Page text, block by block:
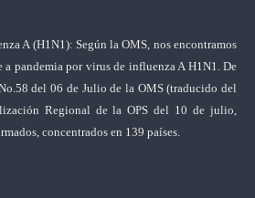
A (H1N1): Según la OMS, nos encontramos
a pandemia por virus de influenza A H1N1. De
del 06 de Julio de la OMS (traducido del
Regional de la OPS del 10 de julio,
concentrados en 139 países.